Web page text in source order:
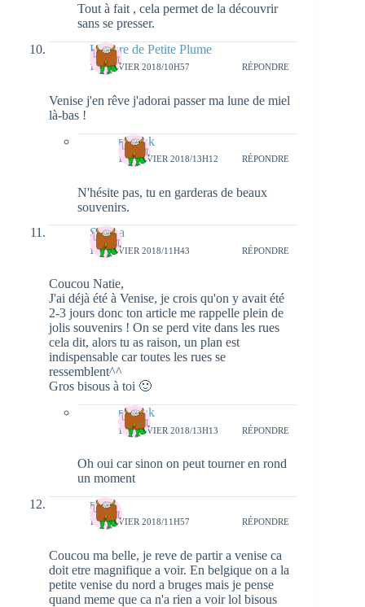
Tout à fait , cela permet de la découvrir
sans se presser.
Lecture de Petite Plume
15 JANVIER 2018/10H57 RÉPONDRE
Venise j'en rêve j'adorai passer ma lune de miel
là-bas !
natieak
17 JANVIER 2018/13H12 RÉPONDRE
N'hésite pas, tu en garderas de beaux
souvenirs.
Serena
15 JANVIER 2018/11H43 RÉPONDRE
Coucou Natie,
J'ai déjà été à Venise, je crois qu'on y avait été
2-3 jours donc ton article me rappelle plein de
jolis souvenirs ! On se perd vite dans les rues
cela dit, alors tu as raison, un plan est
indispensable car toutes les rues se
ressemblent^^
Gros bisous à toi 🙂
natieak
17 JANVIER 2018/13H13 RÉPONDRE
Oh oui car sinon on peut tourner en rond
un moment
meli
15 JANVIER 2018/11H57 RÉPONDRE
Coucou ma belle, je reve de partir a venise ca
doit etre magnifique a voir. En belgique on a la
petite venise du nord a bruges mais je pense
quand meme que ca n'a rien a voir lol bisous